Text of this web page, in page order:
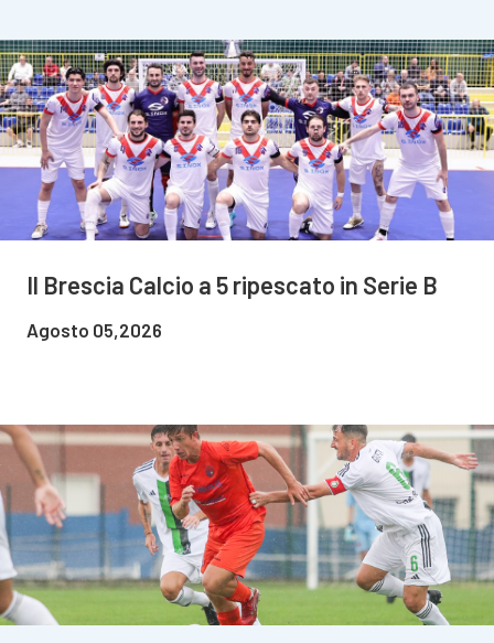
Il Brescia Calcio a 5 ripescato in Serie B
Agosto 05,2026